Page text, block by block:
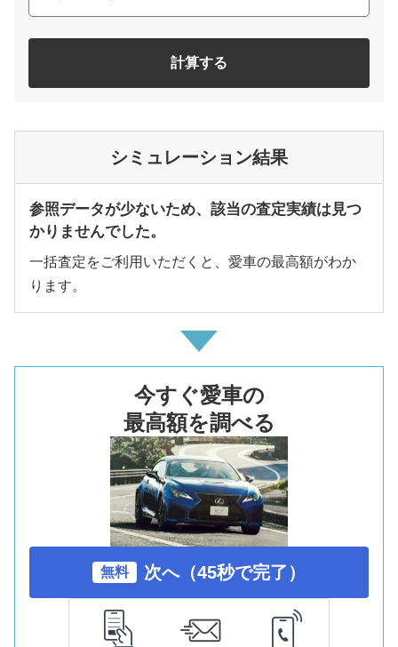
計算する
シミュレーション結果
参照データが少ないため、該当の査定実績は見つ
かりませんでした。
一括査定をご利用いただくと、愛車の最高額がわか
ります。
今すぐ愛車の
最高額を調べる
無料 次へ（45秒で完了）